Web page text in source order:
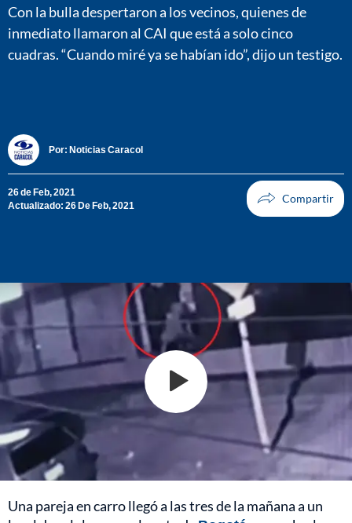
Con la bulla despertaron a los vecinos, quienes de
inmediato llamaron al CAI que está a solo cinco
cuadras. “Cuando miré ya se habían ido”, dijo un testigo.
Por: Noticias Caracol
26 de Feb, 2021
Actualizado: 26 De Feb, 2021
Una pareja en carro llegó a las tres de la mañana a un